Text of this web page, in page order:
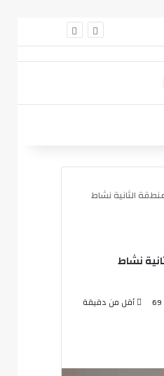
الثانية نشاط
نشاط
69 أقل من دقيقة